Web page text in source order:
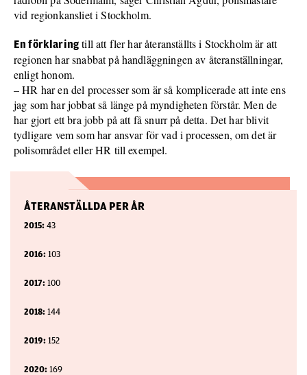
vid regionkansliet i Stockholm.
En förklaring till att fler har återanställts i Stockholm är att
regionen har snabbat på handläggningen av återanställningar,
enligt honom.
– HR har en del processer som är så komplicerade att inte ens
jag som har jobbat så länge på myndigheten förstår. Men de
har gjort ett bra jobb på att få snurr på detta. Det har blivit
tydligare vem som har ansvar för vad i processen, om det är
polisområdet eller HR till exempel.
ÅTERANSTÄLLDA PER ÅR
2015: 43
2016: 103
2017: 100
2018: 144
2019: 152
2020: 169